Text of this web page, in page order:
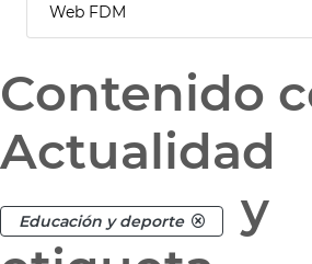
Web FDM
Contenido
Actualidad
Educación y deporte
y